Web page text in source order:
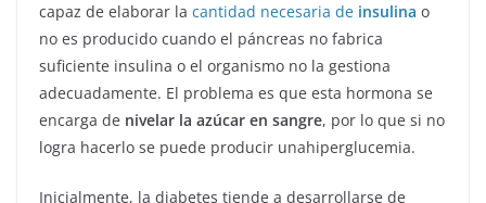
capaz de elaborar la cantidad necesaria de insulina o
no es producido cuando el páncreas no fabrica
suficiente insulina o el organismo no la gestiona
adecuadamente. El problema es que esta hormona se
encarga de nivelar la azúcar en sangre, por lo que si no
logra hacerlo se puede producir unahiperglucemia.
Inicialmente, la diabetes tiende a desarrollarse de